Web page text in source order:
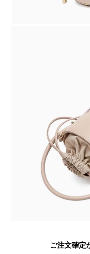
ご注文確定